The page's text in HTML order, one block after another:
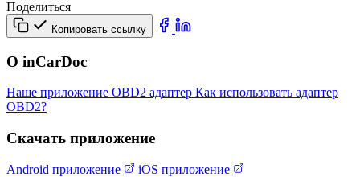
Поделиться
Копировать ссылку
О inCarDoc
Наше приложение OBD2 адаптер Как использовать адаптер
OBD2?
Скачать приложение
Android приложение iOS приложение